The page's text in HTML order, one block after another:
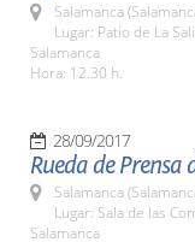
Salamanca
Lugar: Patio de La
Salamanca
Hora: 12.30 h.
28/09/2017
Rueda de Prensa
Salamanca
Lugar: Sala de las
Salamanca